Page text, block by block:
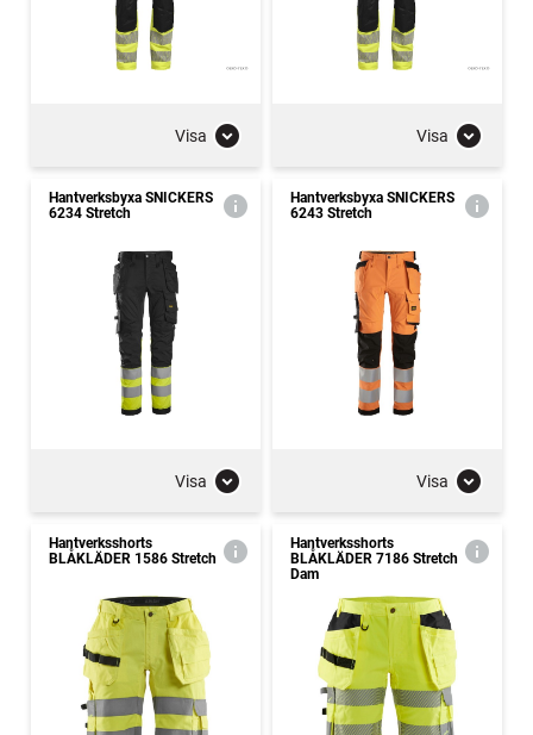
Visa Visa
Hantverksbyxa SNICKERS
6234 Stretch
Visa
Hantverksbyxa SNICKERS
6243 Stretch
Visa
Hantverksshorts
BLÅKLÄDER 1586 Stretch
Hantverksshorts
BLÅKLÄDER 7186 Stretch
Dam